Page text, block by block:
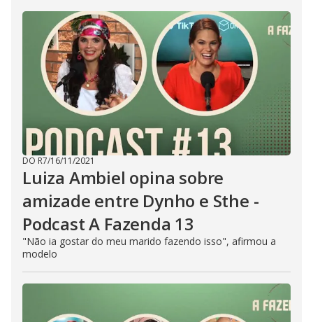
DO R7/16/11/2021
Luiza Ambiel opina sobre
amizade entre Dynho e Sthe -
Podcast A Fazenda 13
"Não ia gostar do meu marido fazendo isso", afirmou a
modelo